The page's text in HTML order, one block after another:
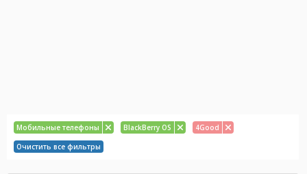
Мобильные телефоны BlackBerry OS
4Good
Очистить все фильтры